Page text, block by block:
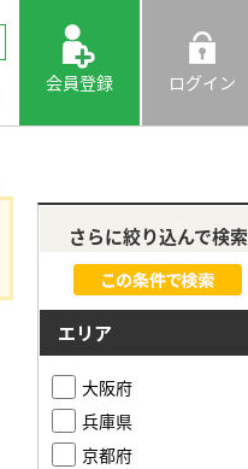
会員登録 ログイン
さらに絞り込んで検索
エリア
大阪府
兵庫県
京都府